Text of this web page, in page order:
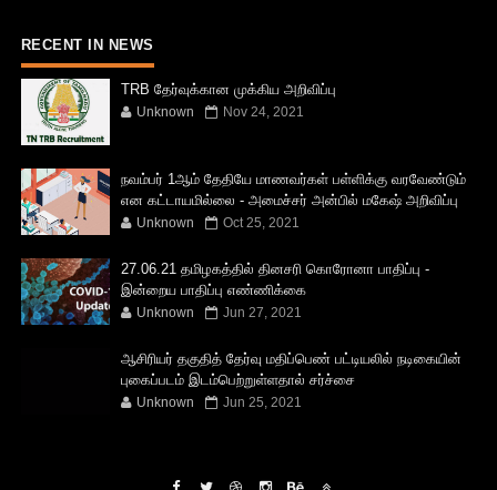
RECENT IN NEWS
TRB தேர்வுக்கான முக்கிய அறிவிப்பு
Unknown Nov 24, 2021
நவம்பர் 1ஆம் தேதியே மாணவர்கள் பள்ளிக்கு வரவேண்டும்
என கட்டாயமில்லை - அமைச்சர் அன்பில் மகேஷ் அறிவிப்பு
Unknown Oct 25, 2021
27.06.21 தமிழகத்தில் தினசரி கொரோனா பாதிப்பு -
இன்றைய பாதிப்பு எண்ணிக்கை
Unknown Jun 27, 2021
ஆசிரியர் தகுதித் தேர்வு மதிப்பெண் பட்டியலில் நடிகையின்
புகைப்படம் இடம்பெற்றுள்ளதால் சர்ச்சை
Unknown Jun 25, 2021